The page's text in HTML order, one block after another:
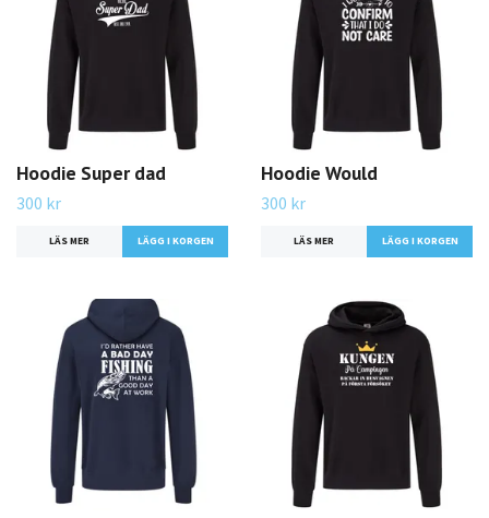
Hoodie Super dad
300 kr
LÄS MER LÄGG I KORGEN
Hoodie Would
300 kr
LÄS MER LÄGG I KORGEN